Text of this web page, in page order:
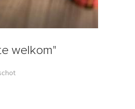
welkom"